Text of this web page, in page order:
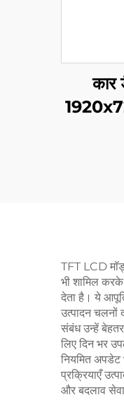
कार
TFT LCD
भी शामिल
देता है। ये
उत्पादन चलनों
संबंध उन्हें
लिए दिन भर
नियमित अपडेट
प्रक्रियाएँ
और बदलाव